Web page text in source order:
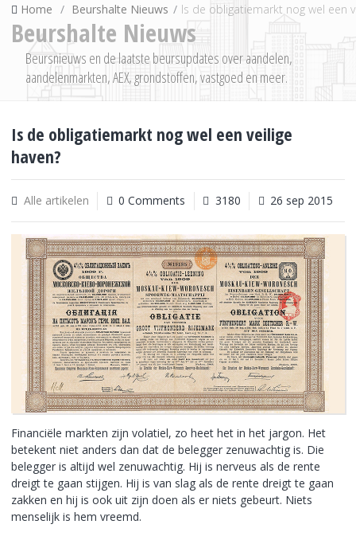
Home Beurshalte Nieuws Is de obligatiemarkt nog wel een
Beurshalte Nieuws
Beursnieuws en de laatste beursupdates over aandelen,
aandelenmarkten, AEX, grondstoffen, vastgoed en meer.
Is de obligatiemarkt nog wel een veilige
haven?
Alle artikelen 0 Comments 3180 26 sep 2015
Financiële markten zijn volatiel, zo heet het in het jargon. Het
betekent niet anders dan dat de belegger zenuwachtig is. Die
belegger is altijd wel zenuwachtig. Hij is nerveus als de rente
dreigt te gaan stijgen. Hij is van slag als de rente dreigt te gaan
zakken en hij is ook uit zijn doen als er niets gebeurt. Niets
menselijk is hem vreemd.